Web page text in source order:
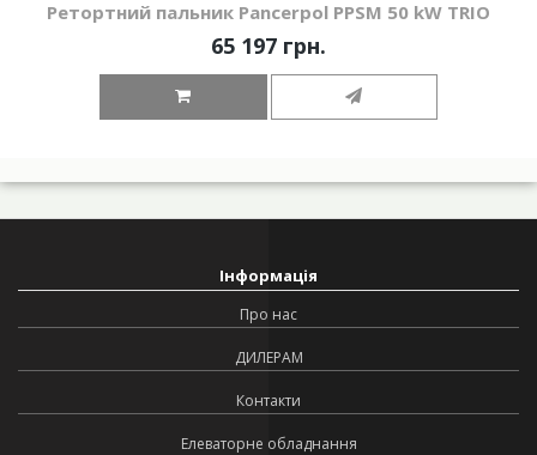
Ретортний пальник Pancerpol PPSM 50 kW TRIO
65 197 грн.
Інформація
Про нас
ДИЛЕРАМ
Контакти
Елеваторне обладнання